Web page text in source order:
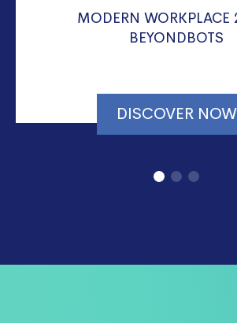
MODERN WORKPLACE
BEYONDBOTS
DISCOVER NOW